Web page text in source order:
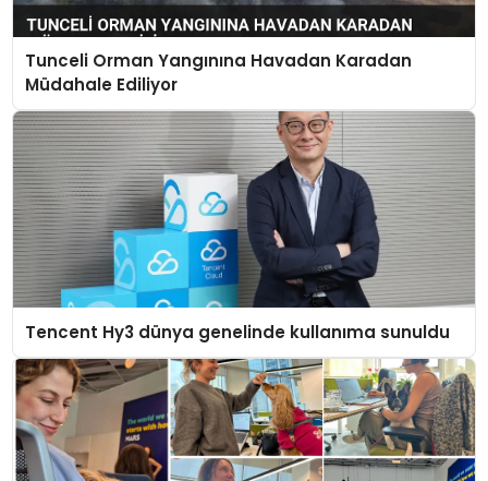
Tunceli Orman Yangınına Havadan Karadan
Müdahale Ediliyor
Tencent Hy3 dünya genelinde kullanıma sunuldu